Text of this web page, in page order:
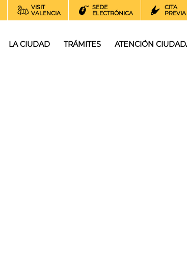
VISIT
VALENCIA
SEDE
ELECTRÓNICA
CITA
PREVIA
LA CIUDAD TRÁMITES ATENCIÓN